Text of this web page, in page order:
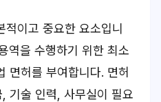
이고 중요한 요소입니
역을 수행하기 위한 최소
면허를 부여합니다. 면허
기술 인력, 사무실이 필요